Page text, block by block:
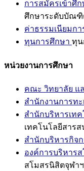
การสมัครเข้าศึ
ศึกษาระดับบัณฑิ
ค่าธรรมเนียมก
ทุนการศึกษา ทุน
หน่วยงานการศึกษา
คณะ วิทยาลัย แ
สำนักงานการทะ
สำนักบริหารเท
เทคโนโลยีสารส
สำนักบริหารกิจ
องค์การบริหาร
สโมสรนิสิตจุฬา